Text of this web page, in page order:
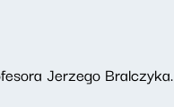
Jerzego Bralczyka.